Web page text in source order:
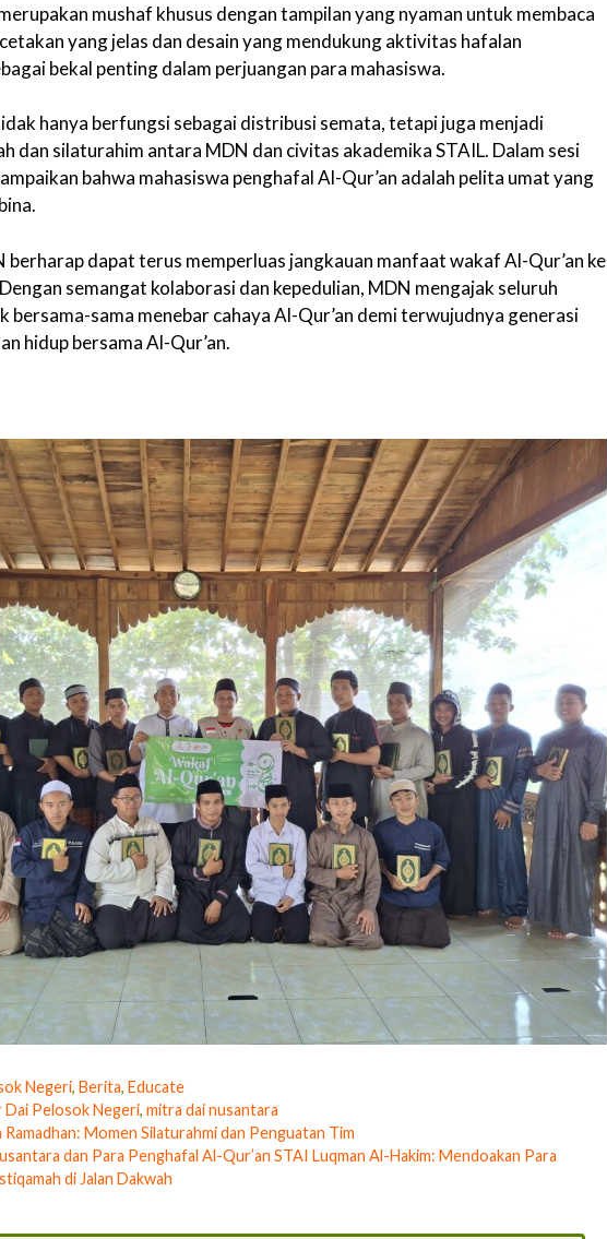
mushaf khusus dengan tampilan yang nyaman untuk membaca
yang jelas dan desain yang mendukung aktivitas hafalan
bekal penting dalam perjuangan para mahasiswa.
hanya berfungsi sebagai distribusi semata, tetapi juga menjadi
dan silaturahim antara MDN dan civitas akademika STAIL. Dalam sesi
bahwa mahasiswa penghafal Al-Qur’an adalah pelita umat yang
berharap dapat terus memperluas jangkauan manfaat wakaf Al-Qur’an ke
semangat kolaborasi dan kepedulian, MDN mengajak seluruh
bersama-sama menebar cahaya Al-Qur’an demi terwujudnya generasi
hidup bersama Al-Qur’an.
Negeri,Berita,Educate
Dai Pelosok Negeri,mitra dai nusantara
Momen Silaturahmi dan Penguatan Tim
dan Para Penghafal Al-Qur’an STAI Luqman Al-Hakim: Mendoakan Para
di Jalan Dakwah